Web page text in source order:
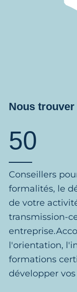
Nous trouver
50
Conseillers
formalités, le
de votre
transmission-
l'orientation,
formations
développer